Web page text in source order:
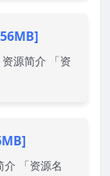
源简介 「资
「资源名